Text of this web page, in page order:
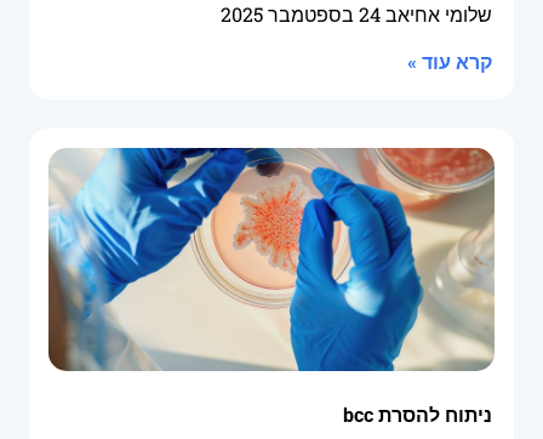
שלומי אחיאב24 בספטמבר 2025
קרא עוד »
ניתוח להסרת bcc